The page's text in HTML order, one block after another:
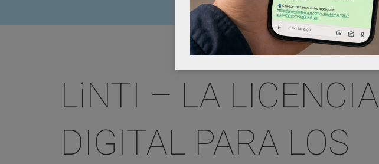
LiNTI – LA LICENCIA
DIGITAL PARA LOS